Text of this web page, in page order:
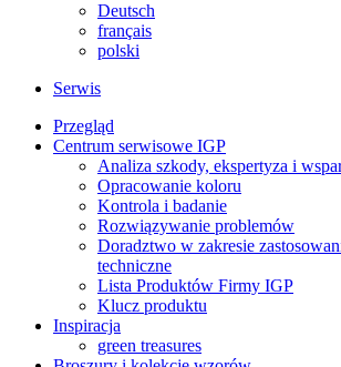
Deutsch
français
polski
Serwis
Przegląd
Centrum serwisowe IGP
Analiza szkody, ekspertyza i
Opracowanie koloru
Kontrola i badanie
Rozwiązywanie problemów
Doradztwo w zakresie
techniczne
Lista Produktów Firmy IGP
Klucz produktu
Inspiracja
green treasures